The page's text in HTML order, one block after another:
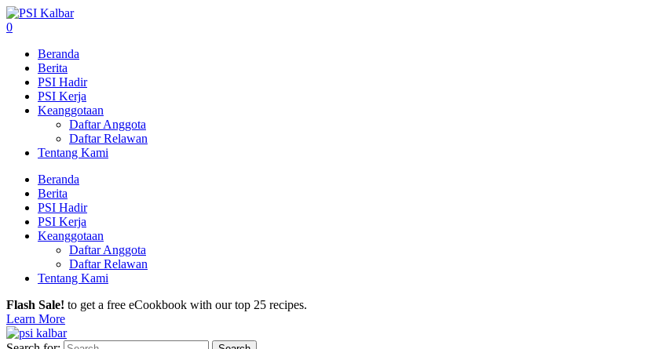
0
Beranda
Berita
PSI Hadir
PSI Kerja
Keanggotaan
Daftar Anggota
Daftar Relawan
Tentang Kami
Beranda
Berita
PSI Hadir
PSI Kerja
Keanggotaan
Daftar Anggota
Daftar Relawan
Tentang Kami
Flash Sale! to get a free eCookbook with our top 25 recipes.
Learn More